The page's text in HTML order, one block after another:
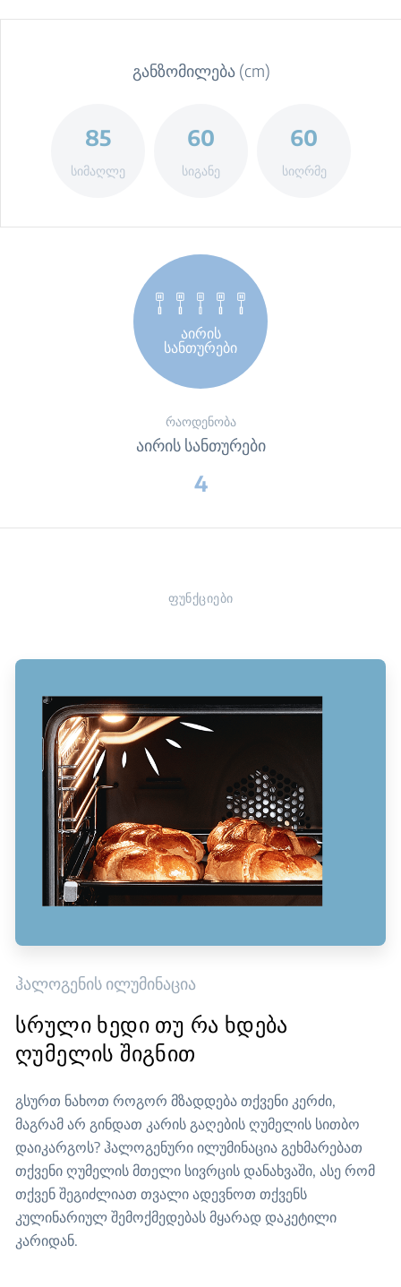
განზომილება (cm)
85
სიმაღლე
60
სიგანე
60
სიღრმე
აირის
სანთურები
რაოდენობა
აირის სანთურები
4
ფუნქციები
ჰალოგენის ილუმინაცია
სრული ხედი თუ რა ხდება
ღუმელის შიგნით
გსურთ ნახოთ როგორ მზადდება თქვენი კერძი,
მაგრამ არ გინდათ კარის გაღების ღუმელის სითბო
დაიკარგოს? ჰალოგენური ილუმინაცია გეხმარებათ
თქვენი ღუმელის მთელი სივრცის დანახვაში, ასე რომ
თქვენ შეგიძლიათ თვალი ადევნოთ თქვენს
კულინარიულ შემოქმედებას მყარად დაკეტილი
კარიდან.